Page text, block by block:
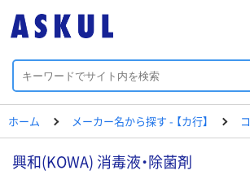
ホーム メーカー名から探す - 【カ行】 コ
興和(KOWA) 消毒液・除菌剤